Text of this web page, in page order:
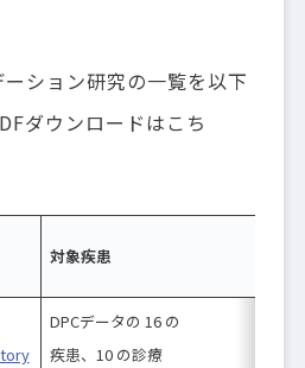
ション研究の一覧を以下
ダウンロードはこち
対象疾患
DPCデータの 16 の
疾患、10 の診療